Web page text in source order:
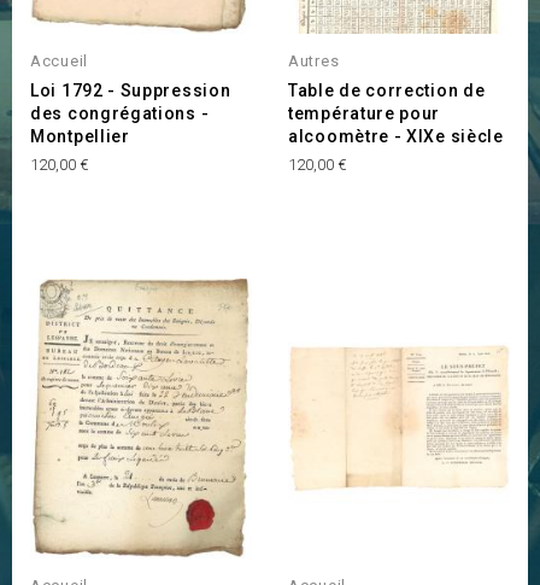
Accueil
Loi 1792 - Suppression
des congrégations -
Montpellier
Prix
120,00 €
Autres
Table de correction de
température pour
alcoomètre - XIXe siècle
Prix
120,00 €